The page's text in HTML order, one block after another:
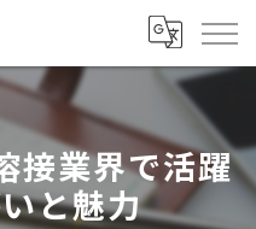
接業界で活躍
と魅力